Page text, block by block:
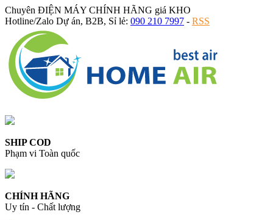
Chuyên ĐIỆN MÁY CHÍNH HÃNG giá KHO
Hotline/Zalo Dự án, B2B, Sỉ lẻ: 090 210 7997 - RSS
SHIP COD
Phạm vi Toàn quốc
CHÍNH HÃNG
Uy tín - Chất lượng